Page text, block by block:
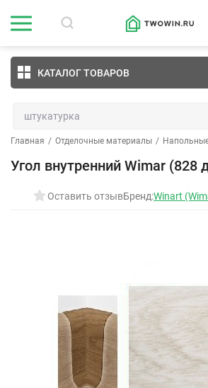
КАТАЛОГ ТОВАРОВ
Главная / Отделочные материалы /
Угол внутренний Wimar (828
Оставить отзывБренд:Winart